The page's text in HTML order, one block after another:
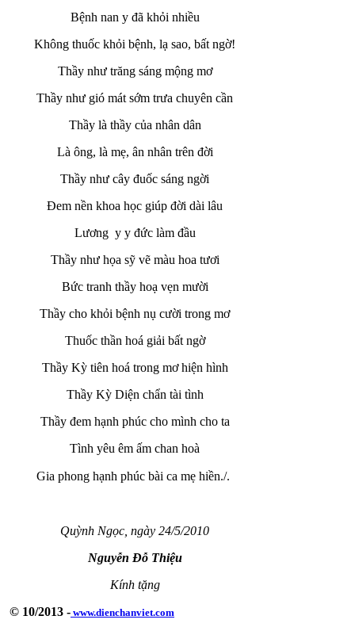
Bệnh nan y đã khỏi nhiều
Không thuốc khỏi bệnh, lạ sao, bất ngờ!
Thầy như trăng sáng mộng mơ
Thầy như gió mát sớm trưa chuyên cần
Thầy là thầy của nhân dân
Là ông, là mẹ, ân nhân trên đời
Thầy như cây đuốc sáng ngời
Đem nền khoa học giúp đời dài lâu
Lương y y đức làm đầu
Thầy như họa sỹ vẽ màu hoa tươi
Bức tranh thầy hoạ vẹn mười
Thầy cho khỏi bệnh nụ cười trong mơ
Thuốc thần hoá giải bất ngờ
Thầy Kỳ tiên hoá trong mơ hiện hình
Thầy Kỳ Diện chẩn tài tình
Thầy đem hạnh phúc cho mình cho ta
Tình yêu êm ấm chan hoà
Gia phong hạnh phúc bài ca mẹ hiền./.
Quỳnh Ngọc, ngày 24/5/2010
Nguyễn Đỗ Thiệu
Kính tặng
© 10/2013 - www.dienchanviet.com